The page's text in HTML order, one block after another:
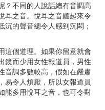
？不同的人說話總有音調高
耳之音。悅耳之音聽起來令
沉的聲音總令人感到沉悶；
這個道理。如果你留意就會
鏡而少用女性報道員，男性
音調多數較高，假如在嚴肅
易令人煩厭，所以女報道員
能多用悅耳之音，也可令對